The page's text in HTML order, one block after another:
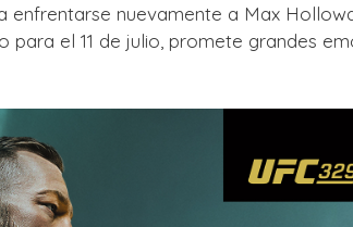
enfrentarse nuevamente a Max
para el 11 de julio, promete grandes